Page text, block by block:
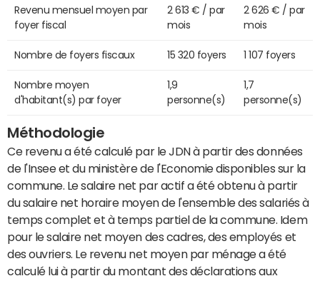
Revenu mensuel moyen par
foyer fiscal
2 613 € / par
mois
2 626 € / par
mois
Nombre de foyers fiscaux 15 320 foyers 1 107 foyers
Nombre moyen
d'habitant(s) par foyer
1,9
personne(s)
1,7
personne(s)
Méthodologie
Ce revenu a été calculé par le JDN à partir des données
de l'Insee et du ministère de l'Economie disponibles sur la
commune. Le salaire net par actif a été obtenu à partir
du salaire net horaire moyen de l'ensemble des salariés à
temps complet et à temps partiel de la commune. Idem
pour le salaire net moyen des cadres, des employés et
des ouvriers. Le revenu net moyen par ménage a été
calculé lui à partir du montant des déclarations aux